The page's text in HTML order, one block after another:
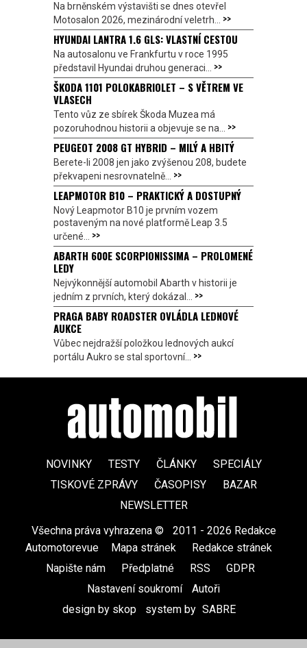
Na brněnském výstavišti se dnes otevřel
Motosalon 2026, mezinárodní veletrh... >>
HYUNDAI LANTRA 1.6 GLS: VLASTNÍ CESTOU
Na autosalonu ve Frankfurtu v roce 1995
představil Hyundai druhou generaci... >>
ŠKODA 1101 POLOKABRIOLET – S VĚTREM VE
VLASECH
Tento vůz ze sbírek Škoda Muzea má
pozoruhodnou historii a objevuje se na... >>
PEUGEOT 2008 GT HYBRID – MILÝ A HBITÝ
Berete-li 2008 jen jako zvýšenou 208, budete
překvapeni nesrovnatelně... >>
LEAPMOTOR B10 – PRAKTICKÝ A DOSTUPNÝ
Nový Leapmotor B10 je prvním vozem
postaveným na nové platformě Leap 3.5
určené... >>
ABARTH 600E SCORPIONISSIMA – PROLOMENÉ
LEDY
Nejvýkonnější automobil Abarth v historii je
jedním z prvních, který dokázal... >>
PRAGA BABY ROADSTER OVLÁDLA LEDNOVÉ
AUKCE
Vůbec nejdražší položkou lednových aukcí
portálu Aukro se stal sportovní... >>
NOVINKY TESTY ČLÁNKY
SPECIÁLY
TISKOVÉ ZPRÁVY
ČASOPISY
BAZAR
NEWSLETTER
Všechna práva vyhrazena ©
2011 - 2026 Redakce
Automotorevue
Mapa stránek Redakce stránek
Napište nám
Předplatné RSS GDPR
Nastavení soukromí
Autoři
design by skop
system by SABRE